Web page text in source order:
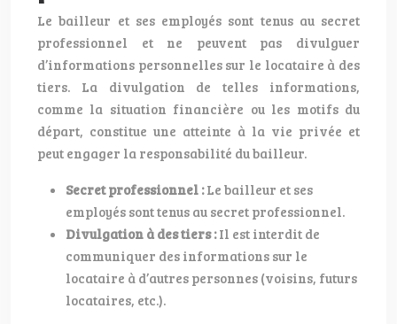
Le bailleur et ses employés sont tenus au secret
professionnel et ne peuvent pas divulguer
d’informations personnelles sur le locataire à des
tiers. La divulgation de telles informations,
comme la situation financière ou les motifs du
départ, constitue une atteinte à la vie privée et
peut engager la responsabilité du bailleur.
Secret professionnel :Le bailleur et ses
employés sont tenus au secret professionnel.
Divulgation à des tiers :Il est interdit de
communiquer des informations sur le
locataire à d’autres personnes (voisins, futurs
locataires, etc.).